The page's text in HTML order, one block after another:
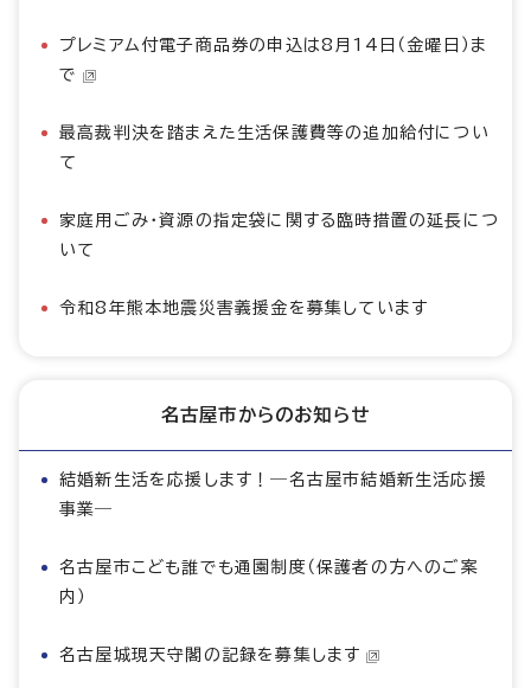
プレミアム付電子商品券の申込は8月14日（金曜日）ま
で
最高裁判決を踏まえた生活保護費等の追加給付につい
て
家庭用ごみ・資源の指定袋に関する臨時措置の延長につ
いて
令和8年熊本地震災害義援金を募集しています
名古屋市からのお知らせ
結婚新生活を応援します！―名古屋市結婚新生活応援
事業―
名古屋市こども誰でも通園制度（保護者の方へのご案
内）
名古屋城現天守閣の記録を募集します